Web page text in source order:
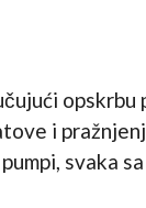
opskrbu
i
svaka